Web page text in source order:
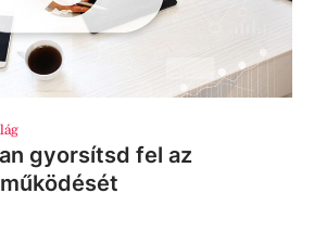
gyorsítsd fel az